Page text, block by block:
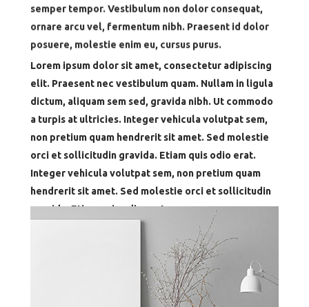
posuere, molestie enim eu, cursus purus.
Lorem ipsum dolor sit amet, consectetur adipiscing
elit. Praesent nec vestibulum quam. Nullam in ligula
dictum, aliquam sem sed, gravida nibh. Ut commodo
a turpis at ultricies. Integer vehicula volutpat sem,
non pretium quam hendrerit sit amet. Sed molestie
orci et sollicitudin gravida. Etiam quis odio erat.
Integer vehicula volutpat sem, non pretium quam
hendrerit sit amet. Sed molestie orci et sollicitudin
gravida. Etiam quis odio erat.